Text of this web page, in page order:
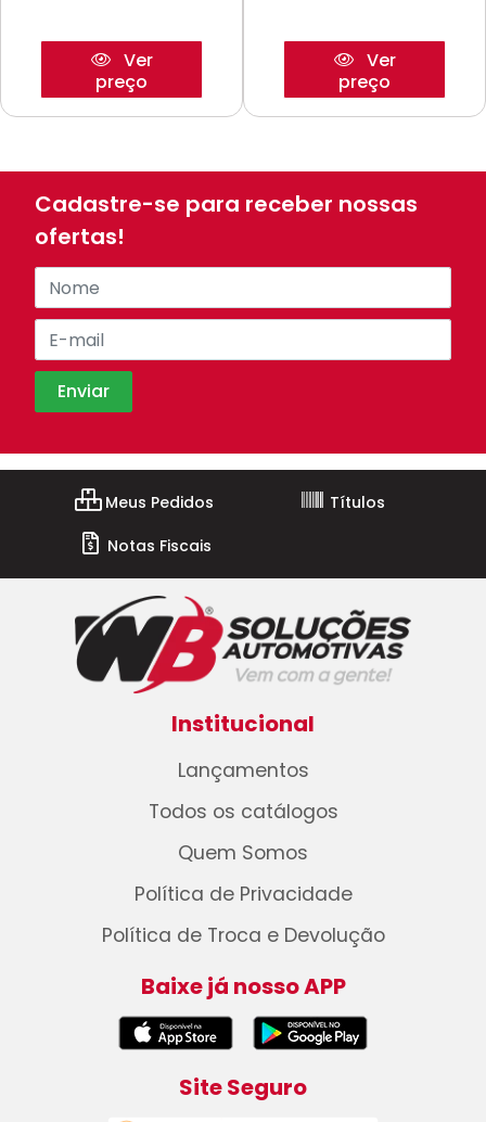
Ver
preço
Ver
preço
Cadastre-se para receber nossas
ofertas!
Meus Pedidos
Títulos
Notas Fiscais
Institucional
Lançamentos
Todos os catálogos
Quem Somos
Política de Privacidade
Política de Troca e Devolução
Baixe já nosso APP
Site Seguro